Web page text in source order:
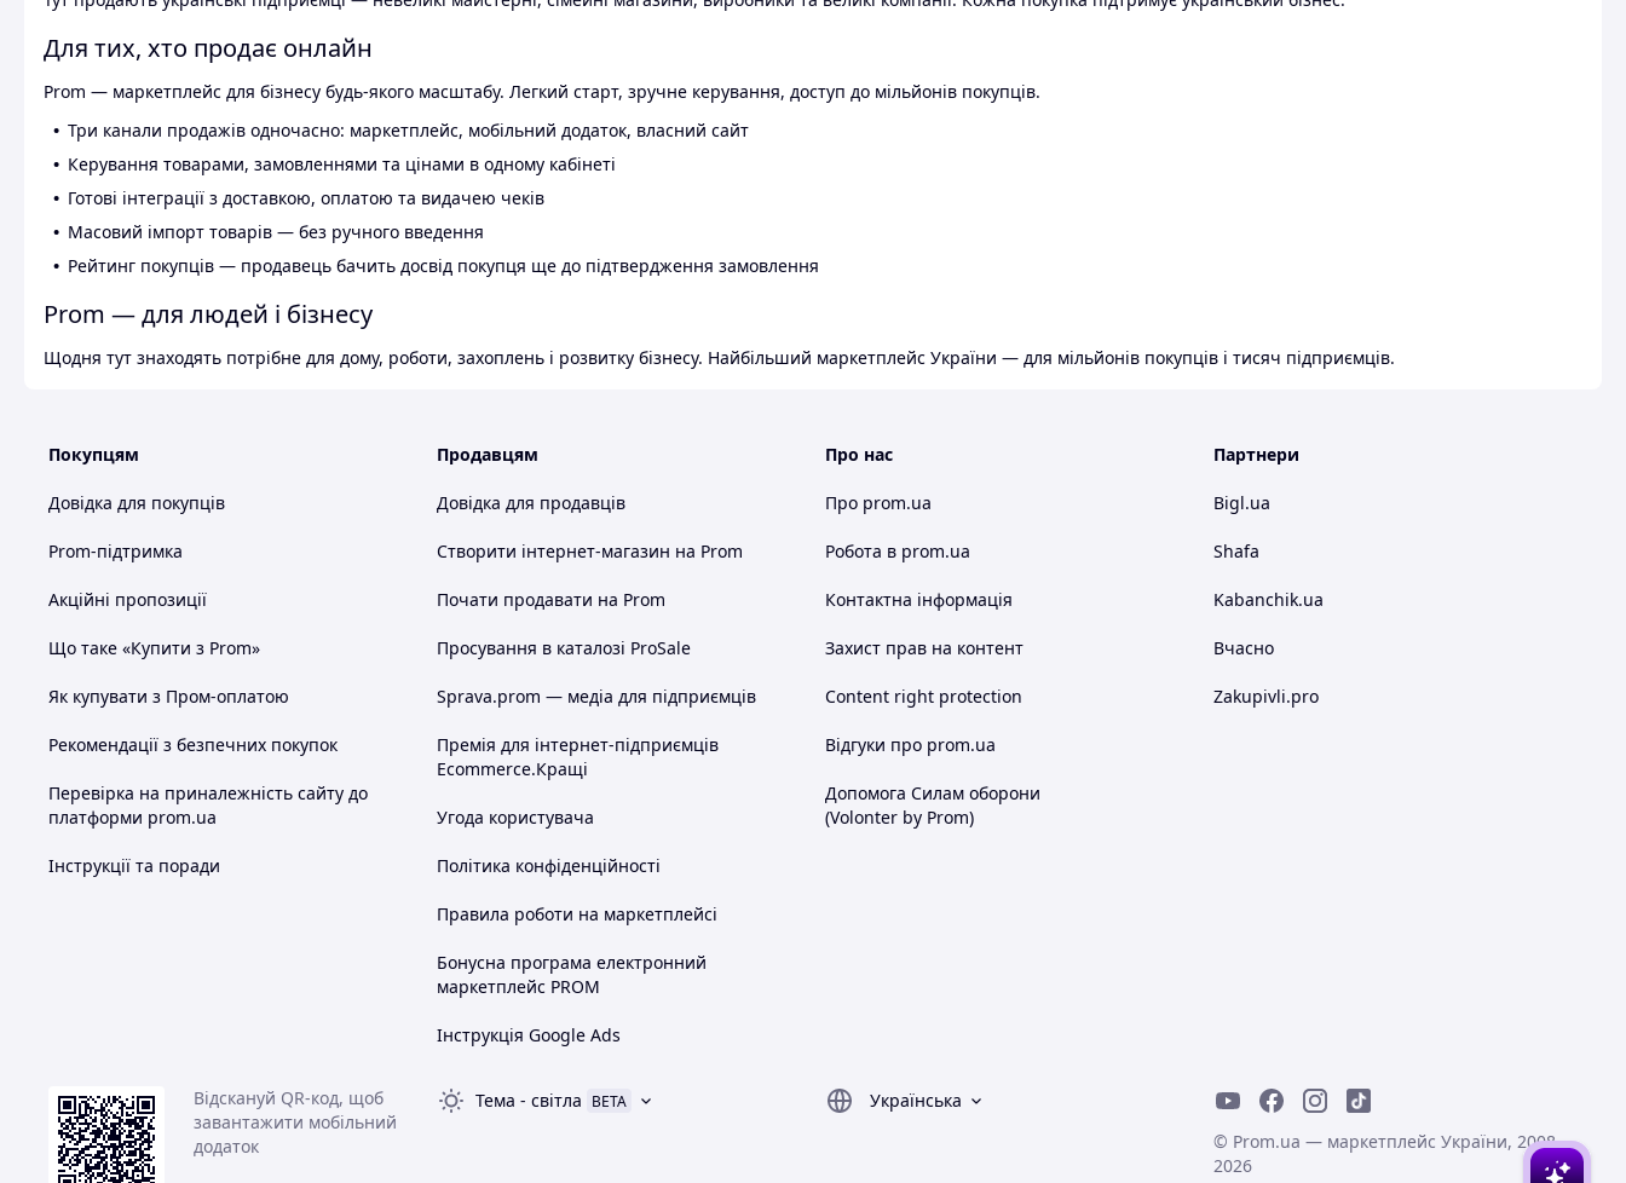
Для тих, хто продає онлайн
Prom — маркетплейс для бізнесу будь-якого масштабу. Легкий старт, зручне керування, доступ до мільйонів покупців.
Три канали продажів одночасно: маркетплейс, мобільний додаток, власний сайт
Керування товарами, замовленнями та цінами в одному кабінеті
Готові інтеграції з доставкою, оплатою та видачею чеків
Масовий імпорт товарів — без ручного введення
Рейтинг покупців — продавець бачить досвід покупця ще до підтвердження замовлення
Prom — для людей і бізнесу
Щодня тут знаходять потрібне для дому, роботи, захоплень і розвитку бізнесу. Найбільший маркетплейс України — для мільйонів покупців і тисяч підприємців.
Покупцям
Довідка для покупців
Prom-підтримка
Акційні пропозиції
Що таке «Купити з Prom»
Як купувати з Пром-оплатою
Рекомендації з безпечних покупок
Перевірка на приналежність сайту до
платформи prom.ua
Інструкції та поради
Продавцям
Довідка для продавців
Створити інтернет-магазин на Prom
Почати продавати на Prom
Просування в каталозі ProSale
Sprava.prom — медіа для підприємців
Премія для інтернет-підприємців
Ecommerce.Кращі
Угода користувача
Політика конфіденційності
Правила роботи на маркетплейсі
Бонусна програма електронний
маркетплейс PROM
Інструкція Google Ads
Про нас
Про prom.ua
Робота в prom.ua
Контактна інформація
Захист прав на контент
Content right protection
Відгуки про prom.ua
Допомога Силам оборони
(Volonter by Prom)
Партнери
Bigl.ua
Shafa
Kabanchik.ua
Вчасно
Zakupivli.pro
Відскануй QR-код, щоб
завантажити мобільний
додаток
Тема - світла BETA
Українська
© Prom.ua — маркетплейс України, 2008-
2026